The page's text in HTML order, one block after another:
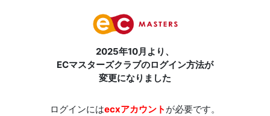
2025年10月より、
ECマスターズクラブのログイン方法が
変更になりました
ログインにはecxアカウント が必要です。